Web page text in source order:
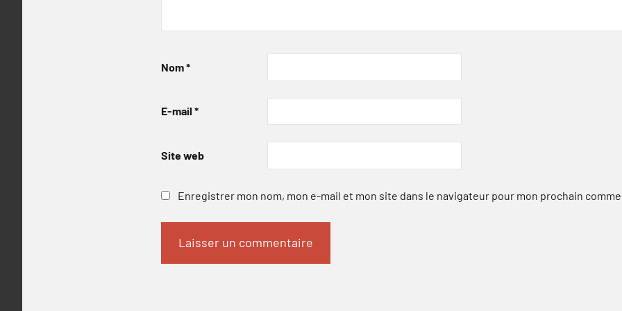
Nom*
E-mail *
Site web
Enregistrer mon nom, mon e-mail et mon site dans le navigateur pour mon prochain